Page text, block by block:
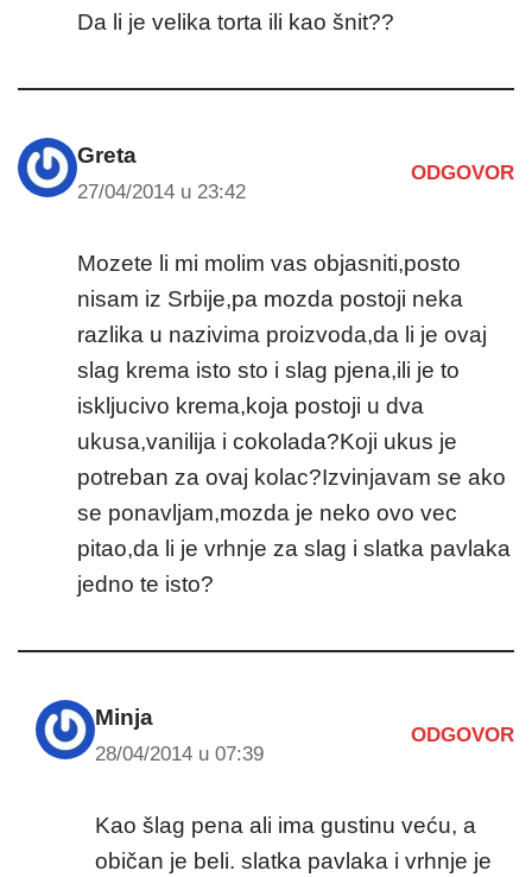
Da li je velika torta ili kao šnit??
Greta
27/04/2014 u 23:42
ODGOVOR
Mozete li mi molim vas objasniti,posto
nisam iz Srbije,pa mozda postoji neka
razlika u nazivima proizvoda,da li je ovaj
slag krema isto sto i slag pjena,ili je to
iskljucivo krema,koja postoji u dva
ukusa,vanilija i cokolada?Koji ukus je
potreban za ovaj kolac?Izvinjavam se ako
se ponavljam,mozda je neko ovo vec
pitao,da li je vrhnje za slag i slatka pavlaka
jedno te isto?
Minja
28/04/2014 u 07:39
ODGOVOR
Kao šlag pena ali ima gustinu veću, a
običan je beli. slatka pavlaka i vrhnje je